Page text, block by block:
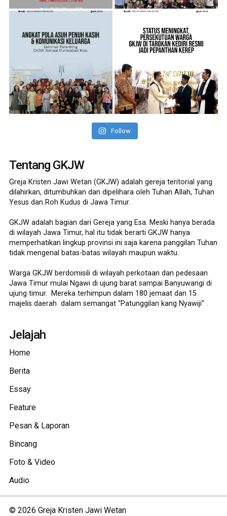
Follow
Tentang GKJW
Greja Kristen Jawi Wetan (GKJW) adalah gereja teritorial yang
dilahirkan, ditumbuhkan dan dipelihara oleh Tuhan Allah, Tuhan
Yesus dan Roh Kudus di Jawa Timur.
GKJW adalah bagian dari Gereja yang Esa. Meski hanya berada
di wilayah Jawa Timur, hal itu tidak berarti GKJW hanya
memperhatikan lingkup provinsi ini saja karena panggilan Tuhan
tidak mengenal batas-batas wilayah maupun waktu.
Warga GKJW berdomisili di wilayah perkotaan dan pedesaan
Jawa Timur mulai Ngawi di ujung barat sampai Banyuwangi di
ujung timur. Mereka terhimpun dalam 180 jemaat dan 15
majelis daerah dalam semangat “Patunggilan kang Nyawiji” .
Jelajah
Home
Berita
Essay
Feature
Pesan & Laporan
Bincang
Foto & Video
Audio
© 2026 Greja Kristen Jawi Wetan